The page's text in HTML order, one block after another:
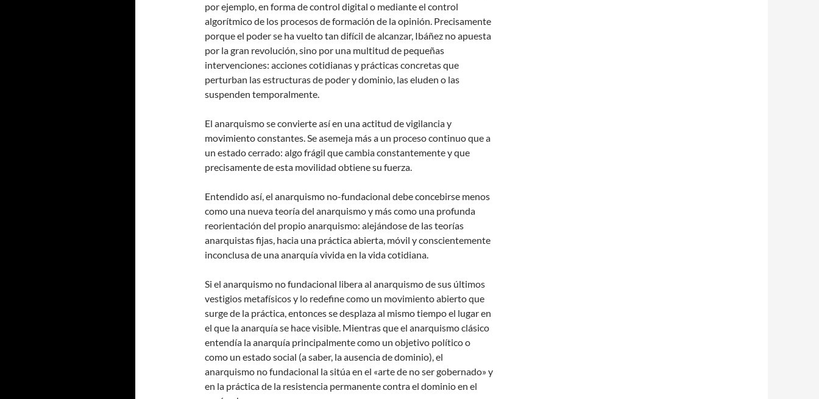
por ejemplo, en forma de control digital o mediante el control
algorítmico de los procesos de formación de la opinión. Precisamente
porque el poder se ha vuelto tan difícil de alcanzar, Ibáñez no apuesta
por la gran revolución, sino por una multitud de pequeñas
intervenciones: acciones cotidianas y prácticas concretas que
perturban las estructuras de poder y dominio, las eluden o las
suspenden temporalmente.
El anarquismo se convierte así en una actitud de vigilancia y
movimiento constantes. Se asemeja más a un proceso continuo que a
un estado cerrado: algo frágil que cambia constantemente y que
precisamente de esta movilidad obtiene su fuerza.
Entendido así, el anarquismo no-fundacional debe concebirse menos
como una nueva teoría del anarquismo y más como una profunda
reorientación del propio anarquismo: alejándose de las teorías
anarquistas fijas, hacia una práctica abierta, móvil y conscientemente
inconclusa de una anarquía vivida en la vida cotidiana.
Si el anarquismo no fundacional libera al anarquismo de sus últimos
vestigios metafísicos y lo redefine como un movimiento abierto que
surge de la práctica, entonces se desplaza al mismo tiempo el lugar en
el que la anarquía se hace visible. Mientras que el anarquismo clásico
entendía la anarquía principalmente como un objetivo político o
como un estado social (a saber, la ausencia de dominio), el
anarquismo no fundacional la sitúa en el «arte de no ser gobernado» y
en la práctica de la resistencia permanente contra el dominio en el